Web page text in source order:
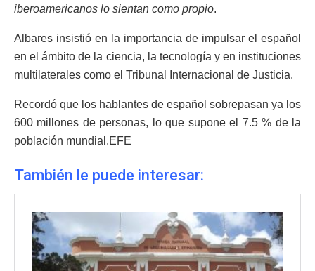
iberoamericanos lo sientan como propio.
Albares insistió en la importancia de impulsar el español
en el ámbito de la ciencia, la tecnología y en instituciones
multilaterales como el Tribunal Internacional de Justicia.
Recordó que los hablantes de español sobrepasan ya los
600 millones de personas, lo que supone el 7.5 % de la
población mundial.EFE
También le puede interesar: